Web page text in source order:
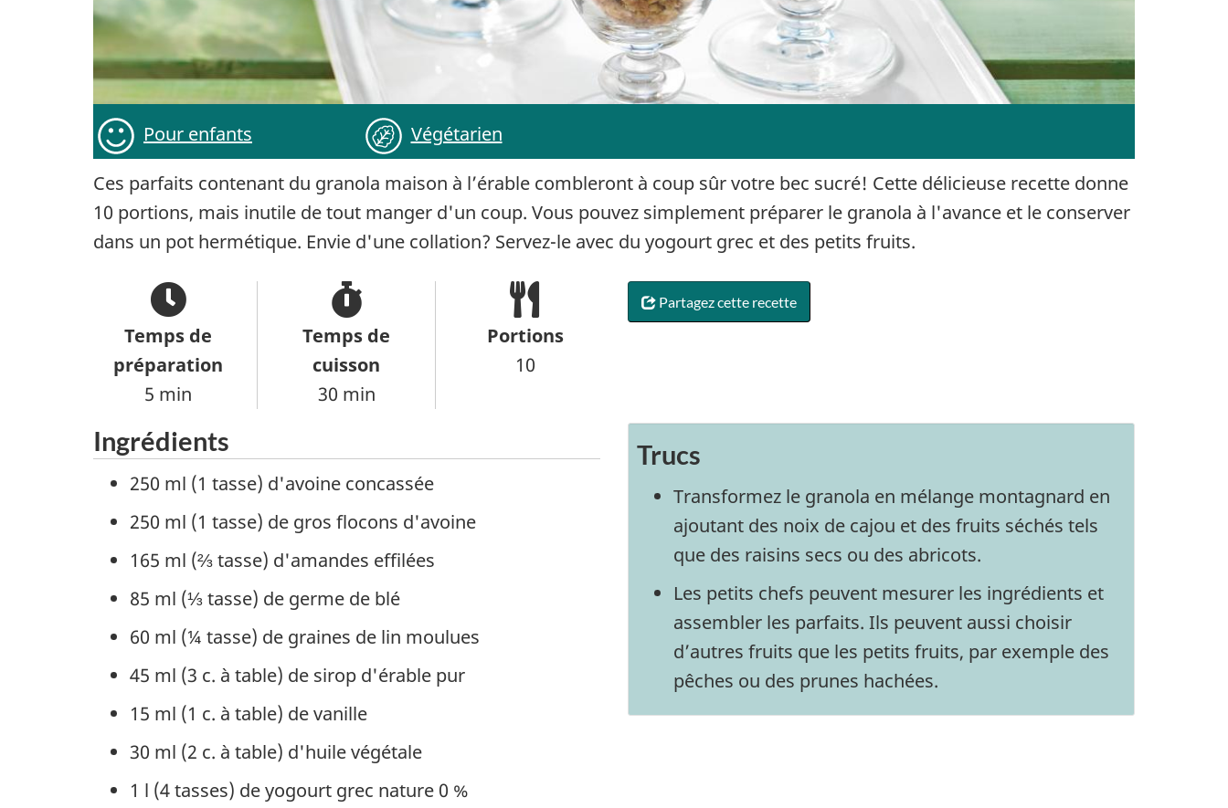
Pour enfants Végétarien
Ces parfaits contenant du granola maison à l’érable combleront à coup sûr votre bec sucré! Cette délicieuse recette donne
10 portions, mais inutile de tout manger d'un coup. Vous pouvez simplement préparer le granola à l'avance et le conserver
dans un pot hermétique. Envie d'une collation? Servez-le avec du yogourt grec et des petits fruits.
Temps de
préparation
5 min
Temps de
cuisson
30 min
Portions
10
Partagez cette recette
Ingrédients
250 ml (1 tasse) d'avoine concassée
250 ml (1 tasse) de gros flocons d'avoine
165 ml (⅔ tasse) d'amandes effilées
85 ml (⅓ tasse) de germe de blé
60 ml (¼ tasse) de graines de lin moulues
45 ml (3 c. à table) de sirop d'érable pur
15 ml (1 c. à table) de vanille
30 ml (2 c. à table) d'huile végétale
1 l (4 tasses) de yogourt grec nature 0 %
Trucs
Transformez le granola en mélange montagnard en
ajoutant des noix de cajou et des fruits séchés tels
que des raisins secs ou des abricots.
Les petits chefs peuvent mesurer les ingrédients et
assembler les parfaits. Ils peuvent aussi choisir
d’autres fruits que les petits fruits, par exemple des
pêches ou des prunes hachées.